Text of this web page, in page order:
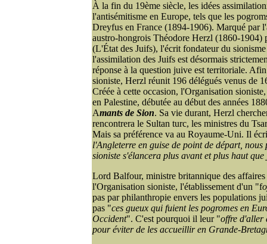
À la fin du 19ème siècle, les idées
l'antisémitisme en Europe, tels que les
Dreyfus en France (1894-1906). Marqué par
austro-hongrois Théodore Herzl (1860-1904)
(L'État des Juifs), l'écrit fondateur du
l'assimilation des Juifs est désormais
réponse à la question juive est territoriale.
sioniste, Herzl réunit 196 délégués venus de
Créée à cette occasion, l'Organisation
en Palestine, débutée au début des années
Amants de Sion. Sa vie durant, Herzl
rencontrera le Sultan turc, les ministres du
Mais sa préférence va au Royaume-Uni. Il
l'Angleterre en guise de point de départ, nous
sioniste s'élancera plus avant et plus haut
Lord Balfour, ministre britannique des affaires
l'Organisation sioniste, l'établissement d'un "f
pas par philanthropie envers les populations
pas "ces gueux qui fuient les pogromes en
Occident". C'est pourquoi il leur "offre d'aller
pour éviter de les accueillir en Grande-